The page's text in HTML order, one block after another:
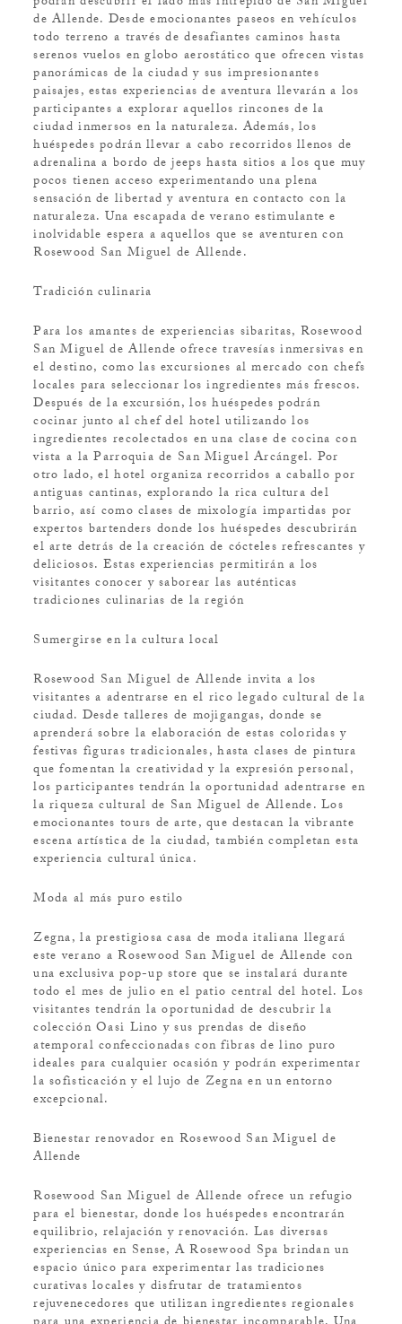
de Allende. Desde emocionantes paseos en vehículos
todo terreno a través de desafiantes caminos hasta
serenos vuelos en globo aerostático que ofrecen vistas
panorámicas de la ciudad y sus impresionantes
paisajes, estas experiencias de aventura llevarán a los
participantes a explorar aquellos rincones de la
ciudad inmersos en la naturaleza. Además, los
huéspedes podrán llevar a cabo recorridos llenos de
adrenalina a bordo de jeeps hasta sitios a los que muy
pocos tienen acceso experimentando una plena
sensación de libertad y aventura en contacto con la
naturaleza. Una escapada de verano estimulante e
inolvidable espera a aquellos que se aventuren con
Rosewood San Miguel de Allende.
Tradición culinaria
Para los amantes de experiencias sibaritas, Rosewood
San Miguel de Allende ofrece travesías inmersivas en
el destino, como las excursiones al mercado con chefs
locales para seleccionar los ingredientes más frescos.
Después de la excursión, los huéspedes podrán
cocinar junto al chef del hotel utilizando los
ingredientes recolectados en una clase de cocina con
vista a la Parroquia de San Miguel Arcángel. Por
otro lado, el hotel organiza recorridos a caballo por
antiguas cantinas, explorando la rica cultura del
barrio, así como clases de mixología impartidas por
expertos bartenders donde los huéspedes descubrirán
el arte detrás de la creación de cócteles refrescantes y
deliciosos. Estas experiencias permitirán a los
visitantes conocer y saborear las auténticas
tradiciones culinarias de la región
Sumergirse en la cultura local
Rosewood San Miguel de Allende invita a los
visitantes a adentrarse en el rico legado cultural de la
ciudad. Desde talleres de mojigangas, donde se
aprenderá sobre la elaboración de estas coloridas y
festivas figuras tradicionales, hasta clases de pintura
que fomentan la creatividad y la expresión personal,
los participantes tendrán la oportunidad adentrarse en
la riqueza cultural de San Miguel de Allende. Los
emocionantes tours de arte, que destacan la vibrante
escena artística de la ciudad, también completan esta
experiencia cultural única.
Moda al más puro estilo
Zegna, la prestigiosa casa de moda italiana llegará
este verano a Rosewood San Miguel de Allende con
una exclusiva pop-up store que se instalará durante
todo el mes de julio en el patio central del hotel. Los
visitantes tendrán la oportunidad de descubrir la
colección Oasi Lino y sus prendas de diseño
atemporal confeccionadas con fibras de lino puro
ideales para cualquier ocasión y podrán experimentar
la sofisticación y el lujo de Zegna en un entorno
excepcional.
Bienestar renovador en Rosewood San Miguel de
Allende
Rosewood San Miguel de Allende ofrece un refugio
para el bienestar, donde los huéspedes encontrarán
equilibrio, relajación y renovación. Las diversas
experiencias en Sense, A Rosewood Spa brindan un
espacio único para experimentar las tradiciones
curativas locales y disfrutar de tratamientos
rejuvenecedores que utilizan ingredientes regionales